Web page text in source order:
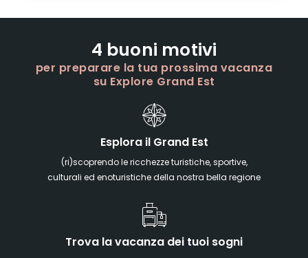
4 buoni motivi
per preparare la tua prossima vacanza
su Explore Grand Est
Esplora il Grand Est
(ri)scoprendo le ricchezze turistiche, sportive,
culturali ed enoturistiche della nostra bella regione
Trova la vacanza dei tuoi sogni